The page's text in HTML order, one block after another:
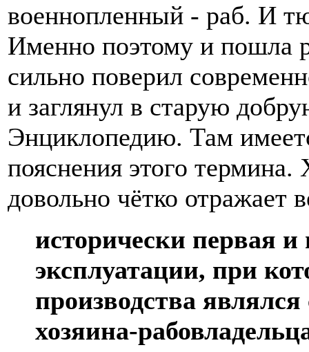
военнопленный - раб. И
Именно поэтому и пошла
сильно поверил
и заглянул в старую
Энциклопедию. Там
пояснения этого термина.
довольно чётко отражает
исторически первая и
эксплуатации, при
производства
хозяина-